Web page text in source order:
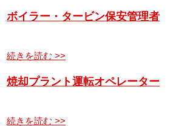
ボイラー・タービン保安管理者
続きを読む >>
焼却プラント運転オペレーター
続きを読む >>